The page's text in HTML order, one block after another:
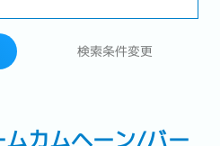
する
検索条件変更
カムヘーン/バー